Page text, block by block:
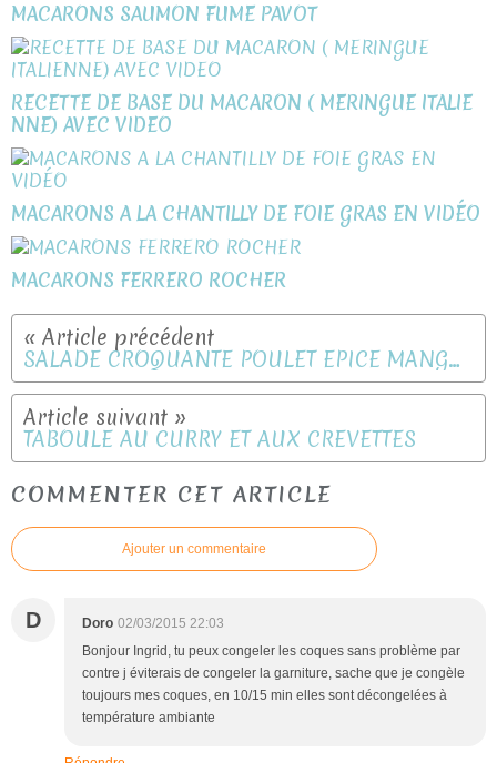
MACARONS SAUMON FUME PAVOT
RECETTE DE BASE DU MACARON ( MERINGUE ITALIE
NNE) AVEC VIDEO
MACARONS A LA CHANTILLY DE FOIE GRAS EN VIDÉO
MACARONS FERRERO ROCHER
SALADE CROQUANTE POULET EPICE MANGUE
TABOULE AU CURRY ET AUX CREVETTES
COMMENTER CET ARTICLE
Ajouter un commentaire
D Doro 02/03/2015 22:03
Bonjour Ingrid, tu peux congeler les coques sans problème par
contre j éviterais de congeler la garniture, sache que je congèle
toujours mes coques, en 10/15 min elles sont décongelées à
température ambiante